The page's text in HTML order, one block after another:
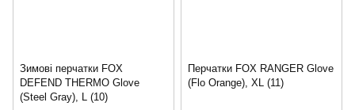
Зимові перчатки FOX
DEFEND THERMO Glove
(Steel Gray), L (10)
Перчатки FOX RANGER Glove
(Flo Orange), XL (11)